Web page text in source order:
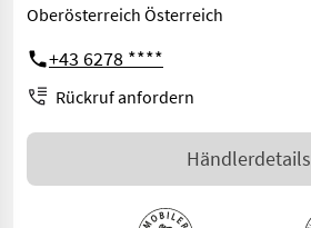
Oberösterreich Österreich
+43 6278 ****
Rückruf anfordern
Händlerdetails